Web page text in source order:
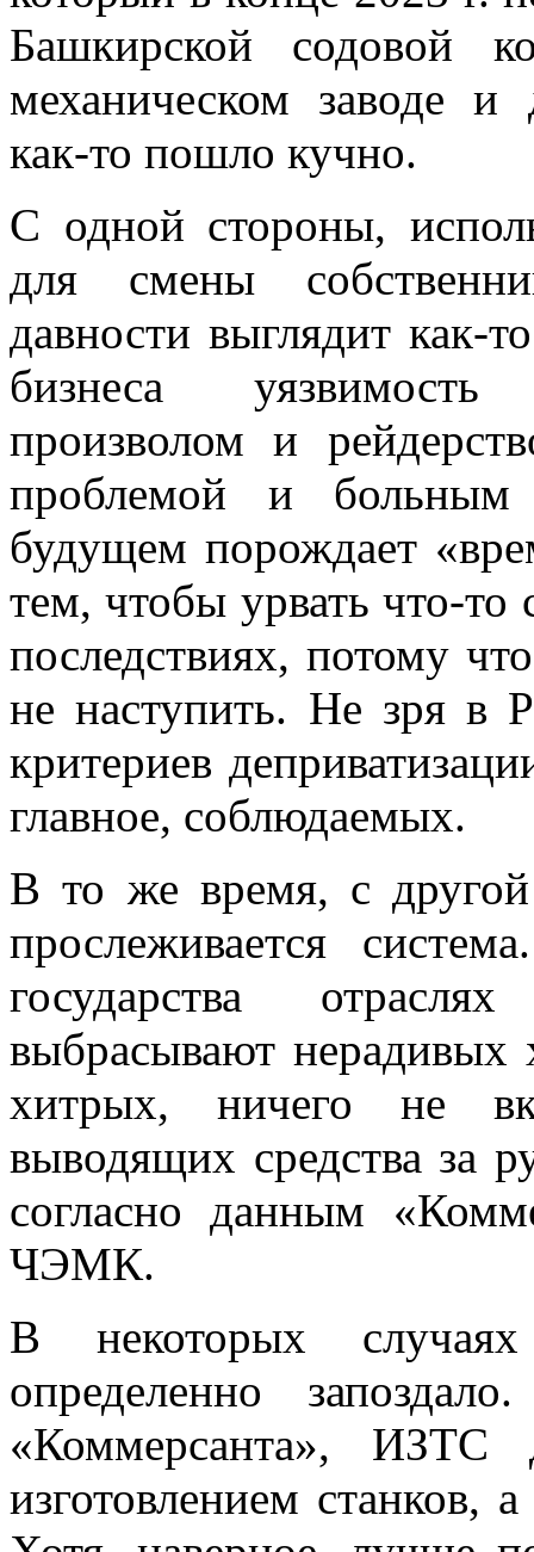
Башкирской содовой
механическом заводе и
как-то пошло кучно.
С одной стороны,
для смены
давности выглядит как-
бизнеса
произволом и
проблемой и больным
будущем порождает
тем, чтобы урвать что-то
последствиях, потому
не наступить. Не зря в
критериев
главное, соблюдаемых.
В то же время, с другой
прослеживается
государства
выбрасывают нерадивых
хитрых, ничего не
выводящих средства за
согласно данным
ЧЭМК.
В некоторых случаях
определенно
«Коммерсанта», ИЗТС
изготовлением станков,